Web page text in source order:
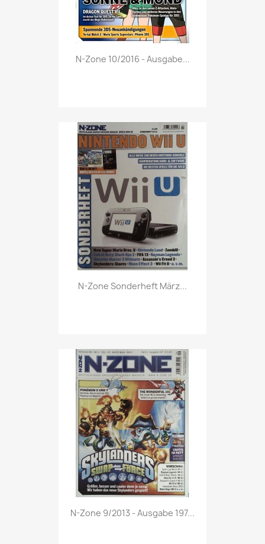
Vorschau
N-Zone 10/2016 - Ausgabe...
Vorschau
N-Zone Sonderheft März...
Vorschau
N-Zone 9/2013 - Ausgabe 197...